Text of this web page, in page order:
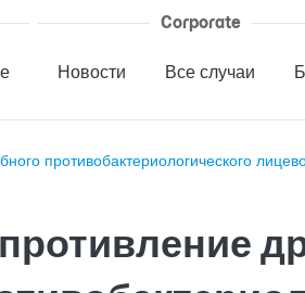
Corporate
Новости Все случаи
противобактериологического